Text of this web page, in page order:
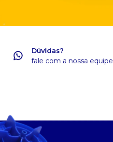
Dúvidas?
fale com a nossa equipe